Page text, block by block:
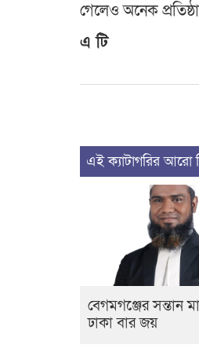
গেলেও অনেক
এ টি
এই ক্যাটাগরির আরো
বেগমগঞ্জের সন্তান
ঢাকা বার জয়